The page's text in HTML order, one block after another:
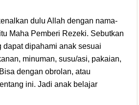
dulu Allah dengan nama-
Maha Pemberi Rezeki. Sebutkan
dapat dipahami anak sesuai
minuman, susu/asi, pakaian,
dengan obrolan, atau
ini. Jadi anak belajar